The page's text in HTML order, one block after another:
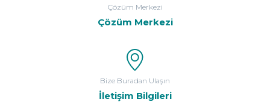
Çözüm Merkezi
Çözüm Merkezi
Bize Buradan Ulaşın
İletişim Bilgileri